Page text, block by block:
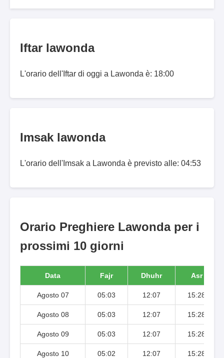
Iftar lawonda
L'orario dell'Iftar di oggi a Lawonda è: 18:00
Imsak lawonda
L'orario dell'Imsak a Lawonda è previsto alle: 04:53
Orario Preghiere Lawonda per i
prossimi 10 giorni
Data Fajr Dhuhr Asr
Agosto 07 05:03 12:07 15:28
Agosto 08 05:03 12:07 15:28
Agosto 09 05:03 12:07 15:28
Agosto 10 05:02 12:07 15:28